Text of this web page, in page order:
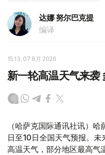
达娜 努尔巴克提
编译
15:13, 07 8月 2026
新一轮高温天气来
（哈萨克国际通讯社讯）
日至10日全国天气预报。
高温天气，部分地区最高气